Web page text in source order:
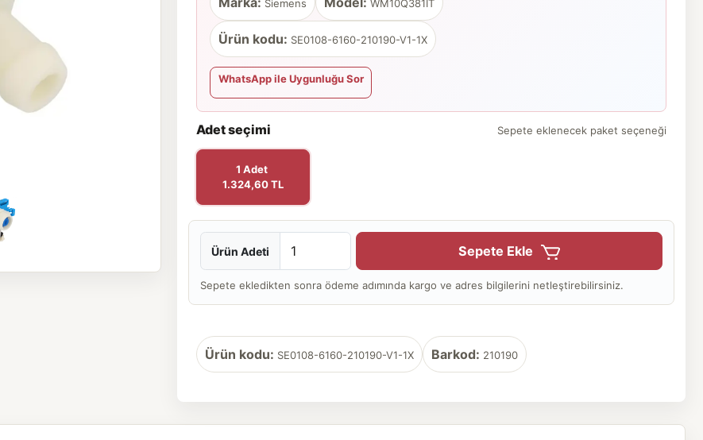
Siemens WM10Q381IT
Ürün kodu: SE0108-6160-210190-V1-1X
WhatsApp ile Uygunluğu Sor
Adet seçimi Sepete eklenecek paket seçeneği
1 Adet
1.324,60 TL
Ürün Adeti Sepete Ekle
Sepete ekledikten sonra ödeme adımında kargo ve adres bilgilerini netleştirebilirsiniz.
Ürün kodu: SE0108-6160-210190-V1-1X Barkod: 210190